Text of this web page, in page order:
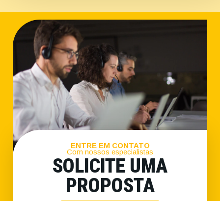
ENTRE EM CONTATO
Com nossos especialistas
SOLICITE UMA
PROPOSTA